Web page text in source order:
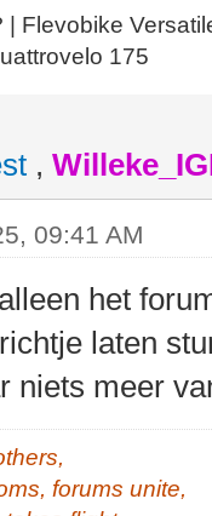
| Flevobike
175
,
09:41 AM
het
laten
niets meer
forums unite,